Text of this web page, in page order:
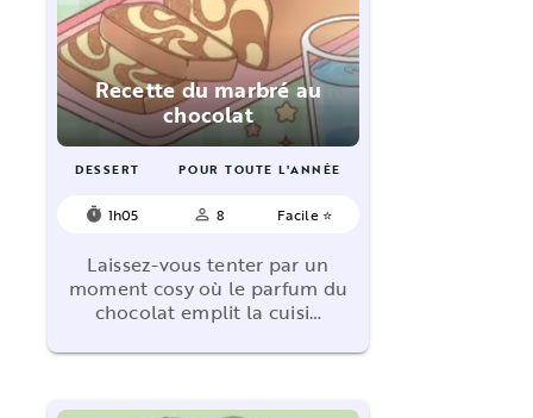
Recette du marbré au
chocolat
DESSERT POUR TOUTE L'ANNÉE
timer 1h05 person_outline 8 Facile ⭐
Laissez-vous tenter par un
moment cosy où le parfum du
chocolat emplit la cuisi…